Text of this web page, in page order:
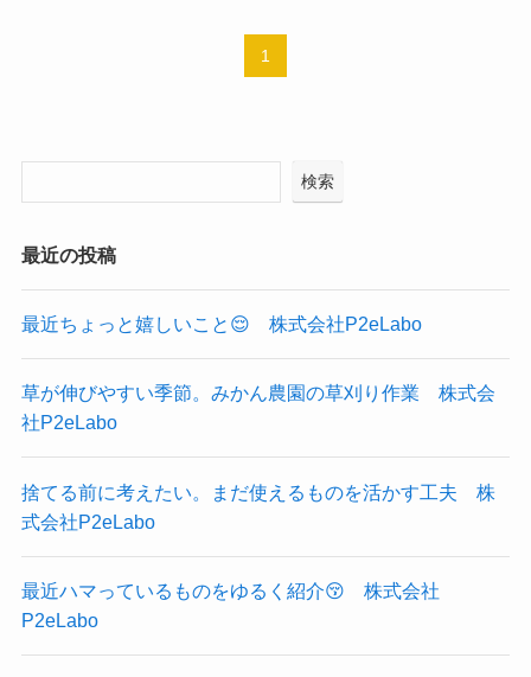
1
検索
最近の投稿
最近ちょっと嬉しいこと😌 株式会社P2eLabo
草が伸びやすい季節。みかん農園の草刈り作業 株式会
社P2eLabo
捨てる前に考えたい。まだ使えるものを活かす工夫 株
式会社P2eLabo
最近ハマっているものをゆるく紹介😚 株式会社
P2eLabo